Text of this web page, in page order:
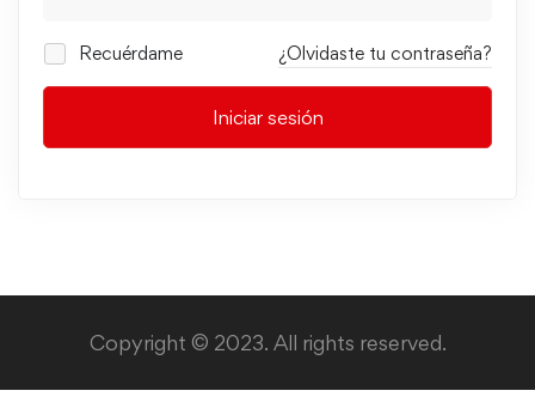
Recuérdame ¿Olvidaste tu contraseña?
Iniciar sesión
Copyright © 2023. All rights reserved.